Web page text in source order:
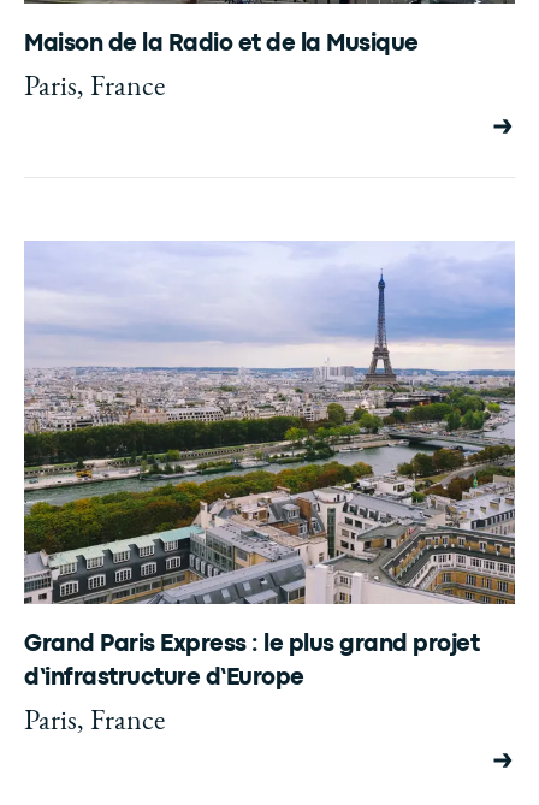
Maison de la Radio et de la Musique
Paris, France
Grand Paris Express : le plus grand projet
d’infrastructure d’Europe
Paris, France